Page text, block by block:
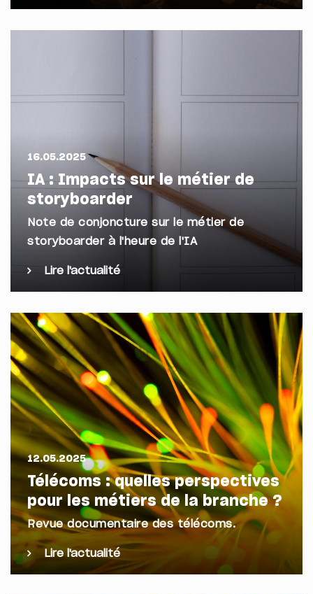
16.05.2025
IA : Impacts sur le métier de
storyboarder
Note de conjoncture sur le métier de
storyboarder à l'heure de l'IA
Lire l'actualité
12.05.2025
Télécoms : quelles perspectives
pour les métiers de la branche ?
Revue documentaire des télécoms.
Lire l'actualité